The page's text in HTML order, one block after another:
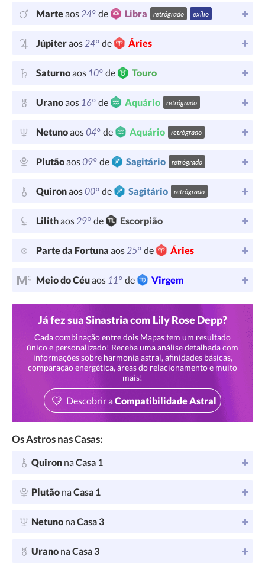
Marteaos24° de Libra retrógrado exílio
Júpiteraos24° de Áries
Saturnoaos 10° de Touro
Uranoaos 16° de Aquário retrógrado
Netunoaos04° de Aquário retrógrado
Plutãoaos09° de Sagitário retrógrado
Quironaos00° de Sagitário retrógrado
Lilithaos29° de Escorpião
Parte da Fortuna aos25° de Áries
Meio do Céuaos 11° de Virgem
Já fez sua Sinastria com Lily Rose Depp?
Cada combinação entre dois Mapas tem um resultado
único e personalizado! Receba uma análise detalhada com
informações sobre harmonia astral, afinidades básicas,
comparação energética, áreas do relacionamento e muito
mais!
Descobrir aCompatibilidade Astral
Os Astros nas Casas:
Quiron naCasa 1
Plutão naCasa 1
Netuno naCasa 3
Urano naCasa 3